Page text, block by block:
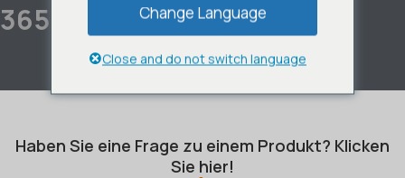
365
Haben Sie eine Frage zu einem Produkt? Klicken
Sie hier!
Change Language
Close and do not switch language